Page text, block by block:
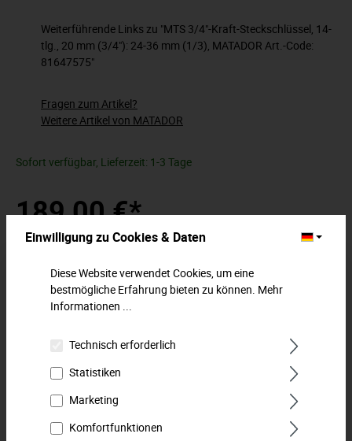
Weiterführende Links zu "MTS 3/4"-Kraft-Steckschlüssel, 14-
tlg., 20 mm (3/4"): 24-36 mm (1/3), MATADOR Art.-Code:
81647575"
Fragen zum Artikel?
Weitere Artikel von MATADOR
Sofort verfügbar, Lieferzeit: 1-3 Tage
189,00 €*
Preise inkl. MwSt. zzgl. Versandkosten
In den Warenkorb
Zum Merkzettel hinzufügen
Beschreibung
Einsatz.Lange und kurze Ausführung in einem Satz. Das
MATADOR MTS-Modul mit…Mehr
Einwilligung zu Cookies & Daten
Diese Website verwendet Cookies, um eine
bestmögliche Erfahrung bieten zu können. Mehr
Informationen ...
Technisch erforderlich
Statistiken
Marketing
Komfortfunktionen